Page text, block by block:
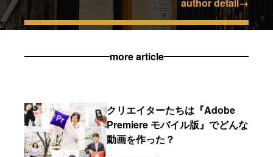
more article
クリエイターたちは『Adobe
Premiere モバイル版』でどんな
動画を作った？